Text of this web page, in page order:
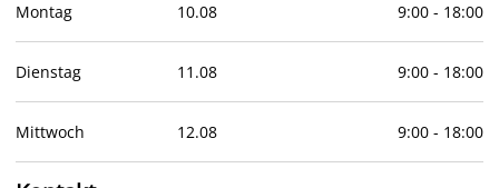
Montag 10.08 9:00- 18:00
Dienstag 11 .08 9:00- 18:00
Mittwoch 12.08 9:00- 18:00